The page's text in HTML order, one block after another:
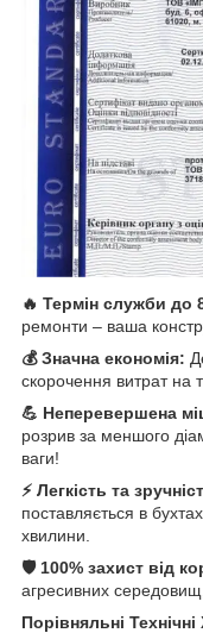
🔥 Термін служби до
ремонти – ваша
💰 Значна економія:
скорочення витрат на
💪 Неперевершена
розрив за меншого
ваги!
⚡️ Легкість та
поставляється в
хвилини.
🛡️ 100% захист від
агресивних
Порівняльні